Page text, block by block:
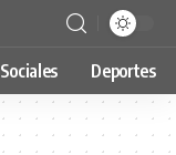
Sociales Deportes